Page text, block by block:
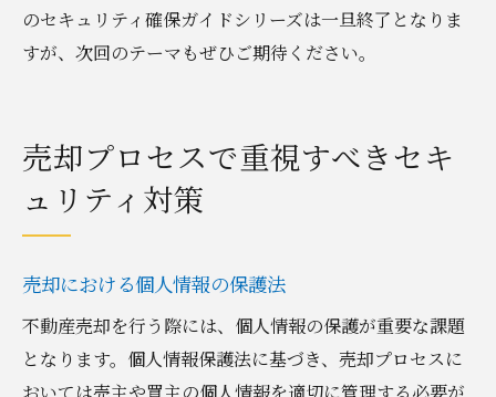
のセキュリティ確保ガイドシリーズは一旦終了となりま
すが、次回のテーマもぜひご期待ください。
売却プロセスで重視すべきセキ
ュリティ対策
売却における個人情報の保護法
不動産売却を行う際には、個人情報の保護が重要な課題
となります。個人情報保護法に基づき、売却プロセスに
おいては売主や買主の個人情報を適切に管理する必要が